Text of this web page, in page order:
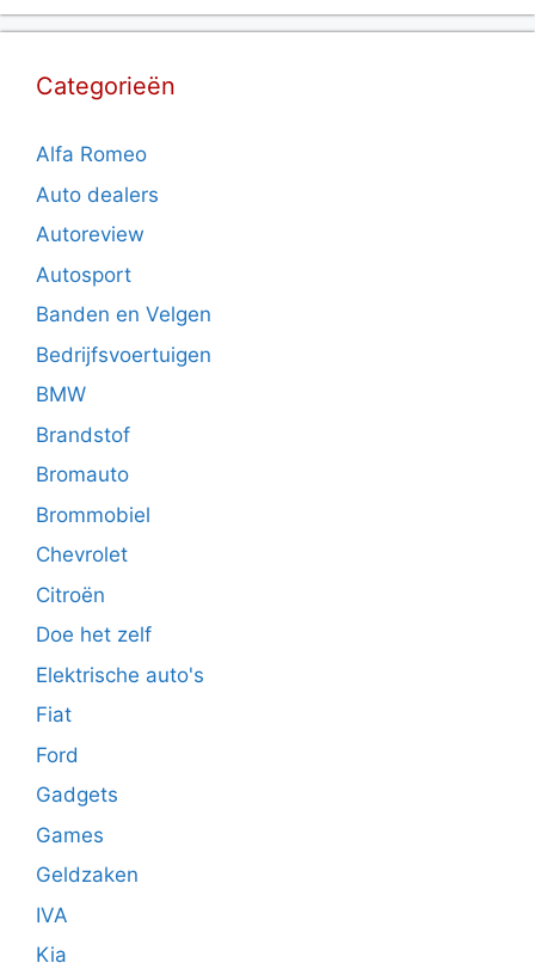
Categorieën
Alfa Romeo
Auto dealers
Autoreview
Autosport
Banden en Velgen
Bedrijfsvoertuigen
BMW
Brandstof
Bromauto
Brommobiel
Chevrolet
Citroën
Doe het zelf
Elektrische auto's
Fiat
Ford
Gadgets
Games
Geldzaken
IVA
Kia